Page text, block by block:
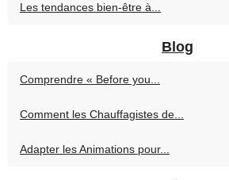
Les tendances bien-être à...
Blog
Comprendre « Before you...
Comment les Chauffagistes de...
Adapter les Animations pour...